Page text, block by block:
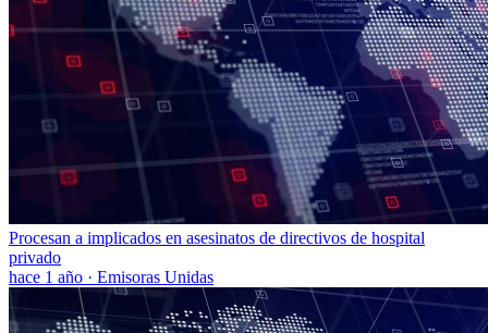
Procesan a implicados en asesinatos de directivos de hospital
privado
hace 1 año · Emisoras Unidas